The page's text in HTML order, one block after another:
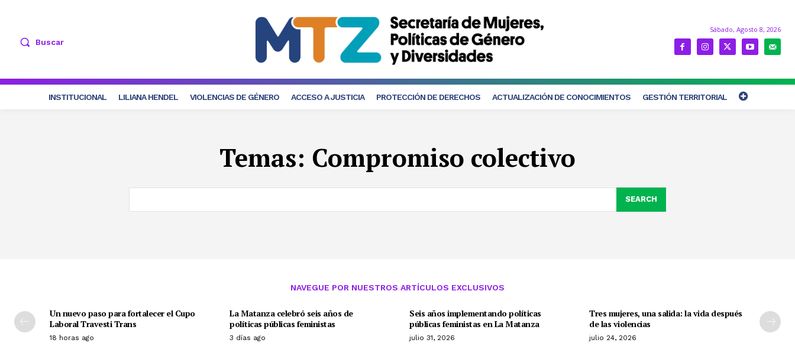
Buscar
Sábado, Agosto 8, 2026
INSTITUCIONAL LILIANA HENDEL VIOLENCIAS DE GÉNERO ACCESO A JUSTICIA PROTECCIÓN DE DERECHOS ACTUALIZACIÓN DE CONOCIMIENTOS GESTIÓN TERRITORIAL
Temas: Compromiso colectivo
SEARCH
NAVEGUE POR NUESTROS ARTÍCULOS EXCLUSIVOS
Un nuevo paso para fortalecer el Cupo
Laboral Travesti Trans
18 horas ago
La Matanza celebró seis años de
políticas públicas feministas
3 días ago
Seis años implementando políticas
públicas feministas en La Matanza
julio 31, 2026
Tres mujeres, una salida: la vida después
de las violencias
julio 24, 2026